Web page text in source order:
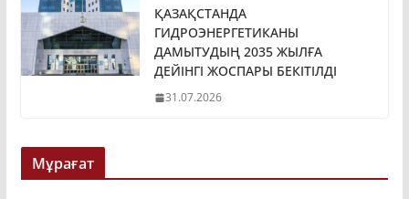
ҚАЗАҚСТАНДА
ГИДРОЭНЕРГЕТИКАНЫ
ДАМЫТУДЫҢ 2035 ЖЫЛҒА
ДЕЙІНГІ ЖОСПАРЫ БЕКІТІЛДІ
31.07.2026
Мұрағат